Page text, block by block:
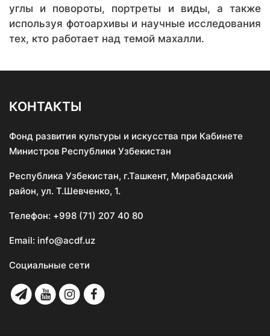
углы и повороты, портреты и виды, а также
используя фотоархивы и научные исследования
тех, кто работает над темой махалли.
КОНТАКТЫ
Фонд развития культуры и искусства при Кабинете
Министров Республики Узбекистан
Республика Узбекистан, г.Ташкент, Мирабадский
район, ул. Т.Шевченко, 1.
Телефон: +998 (71) 207 40 80
Email: info@acdf.uz
Социальные сети